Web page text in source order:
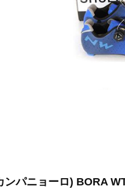
パニョーロ) BORA